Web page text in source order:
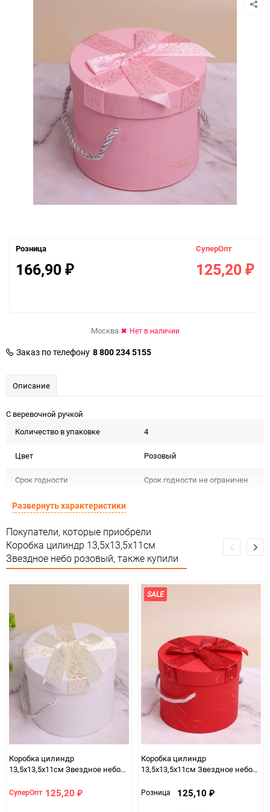
Розница
166,90 ₽
СуперОпт
125,20 ₽
Москва Нет в наличии
Заказ по телефону 8 800 234 5155
Описание
С веревочной ручкой
Количество в упаковке
4
Цвет Розовый
Срок годности Срок годности не ограничен
Предназначение товара
Сертификация
Подлежит декларации о
соответствии ЕАС
Особые условия Особых условий не требует
Минимальное количество 1
Развернуть характеристики
Покупатели, которые приобрели
Коробка цилиндр 13,5х13,5х11см
Звездное небо розовый, также купили
Коробка цилиндр
13,5х13,5х11см Звездное небо
СуперОпт 125,20 ₽
SALE
Коробка цилиндр
13,5х13,5х11см Звездное небо
Розница 125,10 ₽